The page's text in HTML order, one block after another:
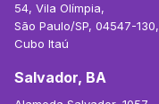
54, Vila Olímpia,
São Paulo/SP, 04547-130,
Cubo Itaú
Salvador, BA